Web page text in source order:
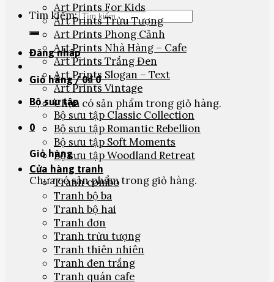
Tìm kiếm:
Đăng nhập
Giỏ hàng /0₫ 0
Chưa có sản phẩm trong giỏ hàng.
0
Giỏ hàng
Chưa có sản phẩm trong giỏ hàng.
Art Prints For Kids
Art Prints Trừu Tượng
Art Prints Phong Cảnh
Art Prints Nhà Hàng – Cafe
Art Prints Trắng Đen
Art Prints Slogan – Text
Art Prints Vintage
Bộ sưu tập
Bộ sưu tập Classic Collection
Bộ sưu tập Romantic Rebellion
Bộ sưu tập Soft Moments
Bộ sưu tập Woodland Retreat
Cửa hàng tranh
Tranh combo
Tranh bộ ba
Tranh bộ hai
Tranh đơn
Tranh trừu tượng
Tranh thiên nhiên
Tranh đen trắng
Tranh quán cafe